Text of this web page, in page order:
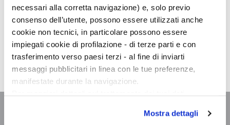
necessari alla corretta navigazione) e, solo previo
consenso dell’utente, possono essere utilizzati anche
cookie non tecnici, in particolare possono essere
impiegati cookie di profilazione - di terze parti e con
trasferimento verso paesi terzi - al fine di inviarti
messaggi pubblicitari in linea con le tue preferenze,
manifestate durante la navigazione.
scelte privacy sui cookie, ti invitiamo a prendere visione
Mostra dettagli
Eboli
Via Serracapilli
84025 - Eboli (SA)
Monica Acito presenta a Eboli (SA) "Uvaspina"